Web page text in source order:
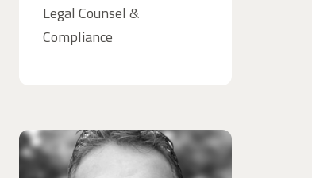
Legal Counsel &
Compliance